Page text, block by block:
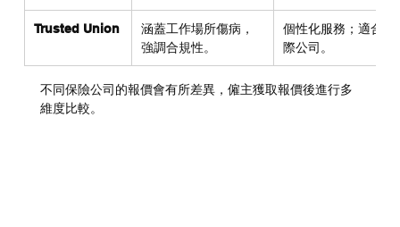
Trusted Union
涵蓋工作場所傷病，
強調合規性。
個性化服務；適合國
際公司。
不同保險公司的報價會有所差異，僱主獲取報價後進行多
維度比較。